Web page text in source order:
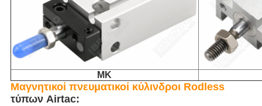
MK
Μαγνητικοί πνευματικοί κύλινδροι Rodless
τύπων Airtac: